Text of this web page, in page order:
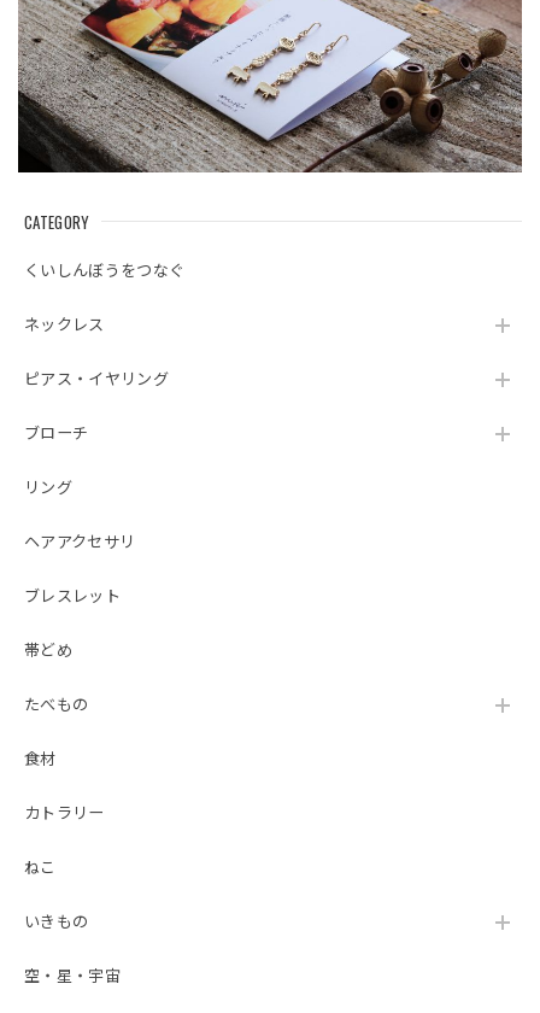
CATEGORY
くいしんぼうをつなぐ
ネックレス
ピアス・イヤリング
ブローチ
リング
ヘアアクセサリ
ブレスレット
帯どめ
たべもの
食材
カトラリー
ねこ
いきもの
空・星・宇宙